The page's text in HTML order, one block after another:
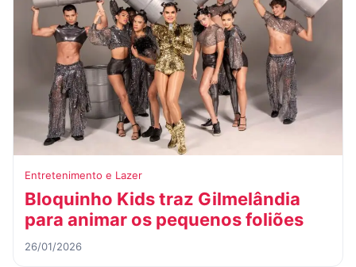
Entretenimento e Lazer
Bloquinho Kids traz Gilmelândia
para animar os pequenos foliões
26/01/2026